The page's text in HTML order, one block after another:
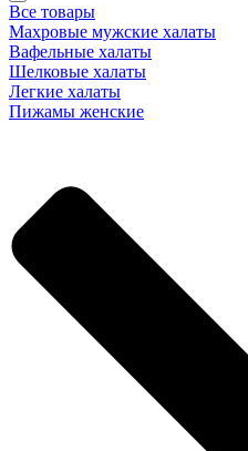
Все товары
Махровые мужские халаты
Вафельные халаты
Шелковые халаты
Легкие халаты
Пижамы женские